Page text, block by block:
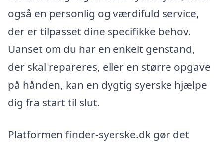
også en personlig og værdifuld service,
der er tilpasset dine specifikke behov.
Uanset om du har en enkelt genstand,
der skal repareres, eller en større opgave
på hånden, kan en dygtig syerske hjælpe
dig fra start til slut.
Platformen finder-syerske.dk gør det